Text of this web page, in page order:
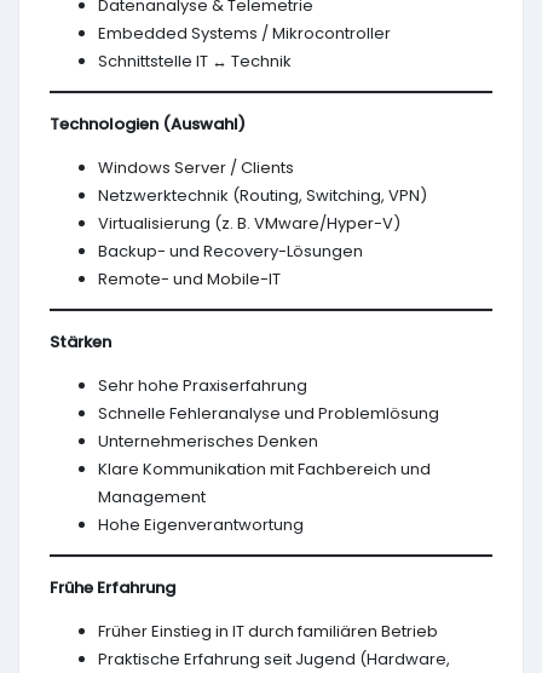
Datenanalyse & Telemetrie
Embedded Systems / Mikrocontroller
Schnittstelle IT ↔ Technik
Technologien (Auswahl)
Windows Server / Clients
Netzwerktechnik (Routing, Switching, VPN)
Virtualisierung (z. B. VMware/Hyper-V)
Backup- und Recovery-Lösungen
Remote- und Mobile-IT
Stärken
Sehr hohe Praxiserfahrung
Schnelle Fehleranalyse und Problemlösung
Unternehmerisches Denken
Klare Kommunikation mit Fachbereich und
Management
Hohe Eigenverantwortung
Frühe Erfahrung
Früher Einstieg in IT durch familiären Betrieb
Praktische Erfahrung seit Jugend (Hardware,